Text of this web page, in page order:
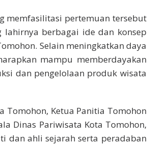
memfasilitasi pertemuan tersebut
berbagai ide dan konsep
Selain meningkatkan daya
mampu memberdayakan
dan pengelolaan produk wisata
Tomohon, Ketua Panitia Tomohon
Dinas Pariwisata Kota Tomohon,
dan ahli sejarah serta peradaban